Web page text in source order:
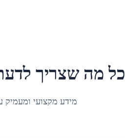
כל מה שצריך
מידע מקצועי ומעמיק